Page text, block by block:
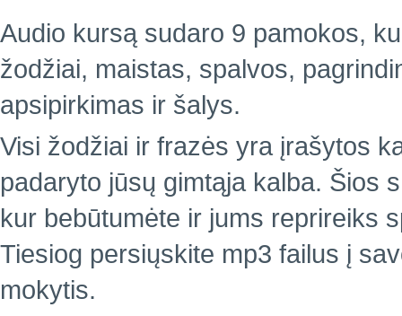
Audio kursą sudaro 9 pamokos,
žodžiai, maistas, spalvos,
apsipirkimas ir šalys.
Visi žodžiai ir frazės yra įrašytos
padaryto jūsų gimtąja kalba. Šios
kur bebūtumėte ir jums reprireiks
Tiesiog persiųskite mp3 failus į
mokytis.